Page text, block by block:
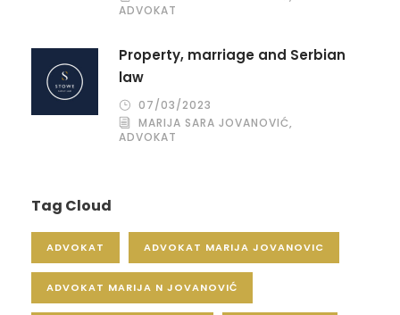
ADVOKAT
Property, marriage and Serbian
law
07/03/2023
MARIJA SARA JOVANOVIĆ,
ADVOKAT
Tag Cloud
ADVOKAT ADVOKAT MARIJA JOVANOVIC
ADVOKAT MARIJA N JOVANOVIĆ